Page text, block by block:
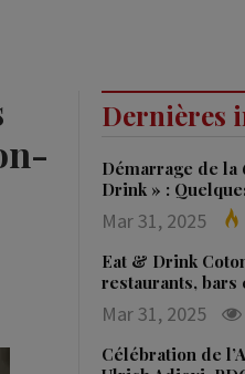
Dernières
Démarrage de la
Drink » :
Mar 31, 2025
Eat & Drink
restaurants,
Mar 31, 2025
Célébration de